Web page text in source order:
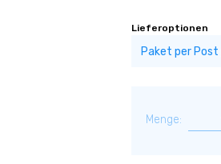
Lieferoptionen
Menge: